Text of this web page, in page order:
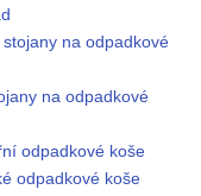
stojany na odpadkové
na odpadkové
odpadkové koše
odpadkové koše